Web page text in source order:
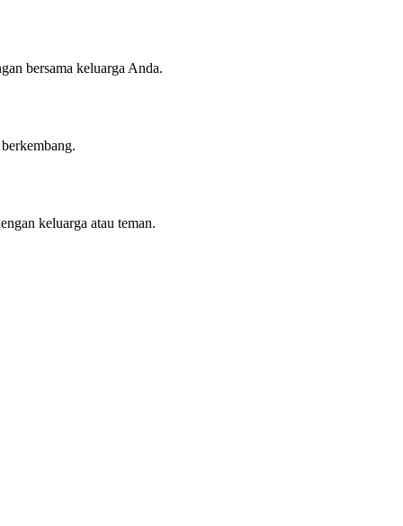
bersama keluarga Anda.
keluarga atau teman.